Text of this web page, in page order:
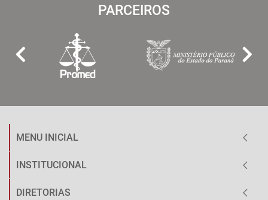
PARCEIROS
MENU INICIAL
INSTITUCIONAL
DIRETORIAS